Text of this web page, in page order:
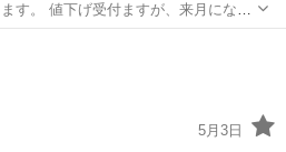
す。 値下げ受付ますが、来月になっ
5月3日